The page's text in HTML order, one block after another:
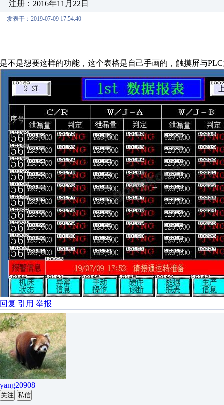
注册：2016年11月22日
发表于：2019-07-09 17:54:40
是不是想要这样的功能，这个表格是自己手画的，触摸屏与
回复 引用 举报
yang20908
关注 私信